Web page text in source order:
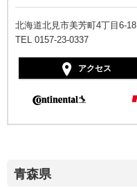
北海道北見市美芳町4丁目6-18
TEL 0157-23-0337
アクセス
青森県